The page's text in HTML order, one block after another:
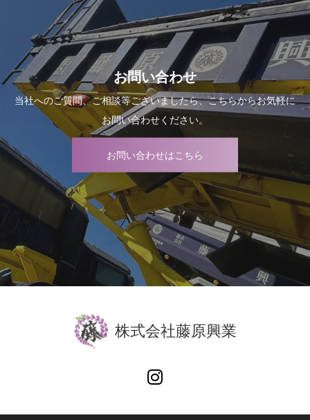
お問い合わせ
当社へのご質問、ご相談等ございましたら、こちらからお気軽に
お問い合わせください。
お問い合わせはこちら
株式会社藤原興業